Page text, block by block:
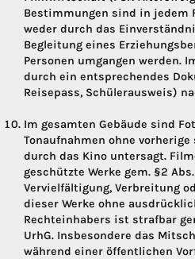
Bestimmungen sind in jedem
weder durch das
Begleitung eines
Personen umgangen werden.
durch ein entsprechendes
Reisepass, Schülerausweis)
Im gesamten Gebäude sind
Tonaufnahmen ohne
durch das Kino untersagt.
geschützte Werke gem. §2 Abs.
Vervielfältigung, Verbreitung
dieser Werke ohne
Rechteinhabers ist strafbar
UrhG. Insbesondere das
während einer öffentlichen